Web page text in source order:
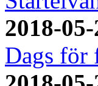
2018-
Dags för